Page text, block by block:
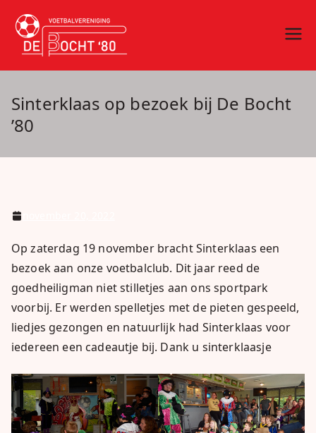
naar
inhoud
vv De Bocht
'80
Sinterklaas op bezoek bij De Bocht
’80
Op zaterdag 19 november bracht Sinterklaas een
bezoek aan onze voetbalclub. Dit jaar reed de
goedheiligman niet stilletjes aan ons sportpark
voorbij. Er werden spelletjes met de pieten gespeeld,
liedjes gezongen en natuurlijk had Sinterklaas voor
iedereen een cadeautje bij. Dank u sinterklaasje